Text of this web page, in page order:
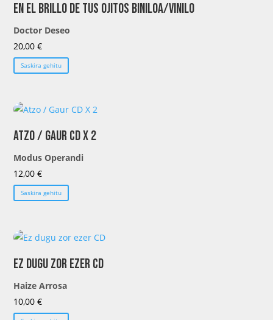
En el brillo de tus ojitos BINILOA/VINILO
Doctor Deseo
20,00€
Saskira gehitu
Atzo / Gaur CD X 2
Modus Operandi
12,00€
Saskira gehitu
Ez dugu zor ezer CD
Haize Arrosa
10,00€